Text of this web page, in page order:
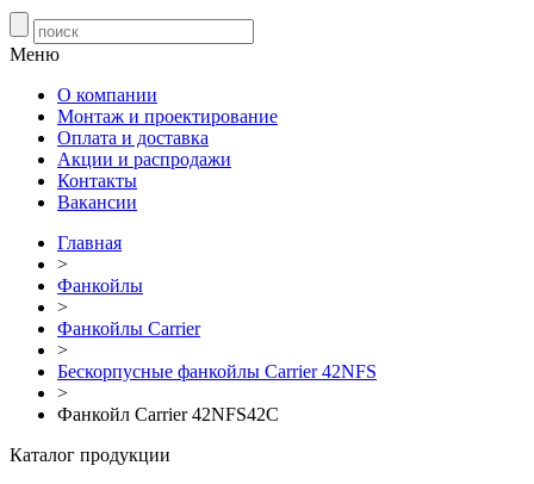
Меню
О компании
Монтаж и проектирование
Оплата и доставка
Акции и распродажи
Контакты
Вакансии
Главная
>
Фанкойлы
>
Фанкойлы Carrier
>
Бескорпусные фанкойлы Carrier 42NFS
>
Фанкойл Carrier 42NFS42C
Каталог продукции